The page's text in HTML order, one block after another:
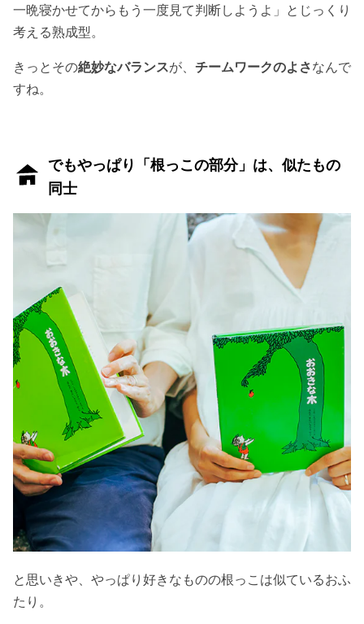
一晩寝かせてからもう一度見て判断しようよ」とじっくり
考える熟成型。
きっとその絶妙なバランスが、 チームワークのよさなんで
すね。
でもやっぱり「根っこの部分」は、似たもの
同士
と思いきや、やっぱり好きなものの根っこは似ているおふ
たり。